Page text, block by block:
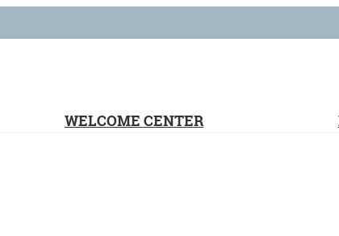
WELCOME CENTER